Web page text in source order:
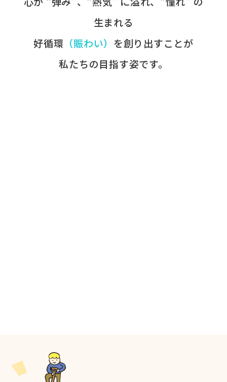
生まれる
好循環 ​（賑わい） を​創り出すことが
​私たちの​目指す姿です。​